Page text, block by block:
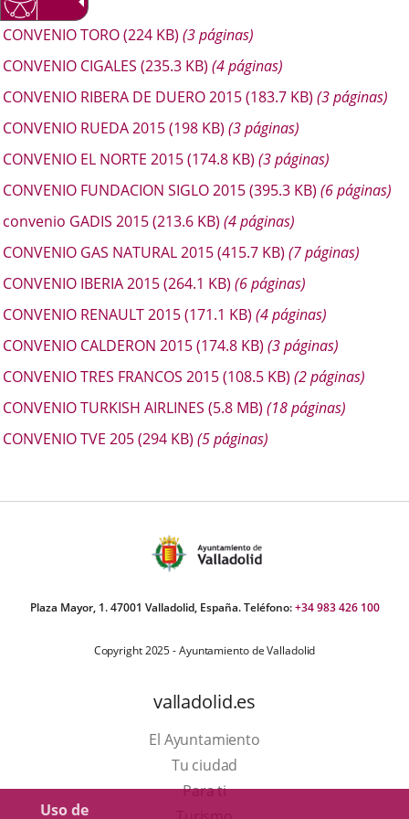
Uso de
CONVENIO TORO(224 KB) (3 páginas)
CONVENIO CIGALES (235.3 KB) (4 páginas)
CONVENIO RIBERA DE DUERO 2015(183.7 KB) (3 páginas)
CONVENIO RUEDA 2015(198 KB) (3 páginas)
CONVENIO EL NORTE 2015(174.8 KB) (3 páginas)
CONVENIO FUNDACION SIGLO 2015(395.3 KB) (6 páginas)
convenio GADIS 2015(213.6 KB) (4 páginas)
CONVENIO GAS NATURAL 2015(415.7 KB) (7 páginas)
CONVENIO IBERIA 2015(264.1 KB) (6 páginas)
CONVENIO RENAULT 2015(171.1 KB) (4 páginas)
CONVENIO CALDERON 2015(174.8 KB) (3 páginas)
CONVENIO TRES FRANCOS 2015(108.5 KB) (2 páginas)
CONVENIO TURKISH AIRLINES (5.8 MB) (18 páginas)
CONVENIO TVE 205(294 KB) (5 páginas)
Plaza Mayor, 1. 47001 Valladolid, España. Teléfono:+34 983 426 100
Copyright 2025 - Ayuntamiento de Valladolid
valladolid.es
El Ayuntamiento
Tu ciudad
Para ti